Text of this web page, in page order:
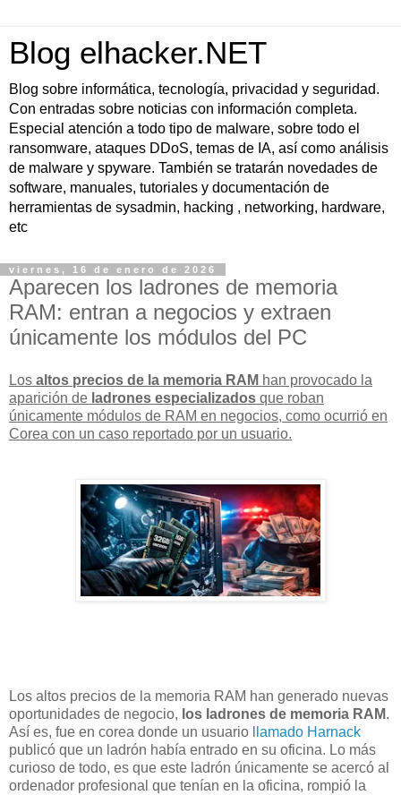
Blog elhacker.NET
Blog sobre informática, tecnología, privacidad y seguridad.
Con entradas sobre noticias con información completa.
Especial atención a todo tipo de malware, sobre todo el
ransomware, ataques DDoS, temas de IA, así como análisis
de malware y spyware. También se tratarán novedades de
software, manuales, tutoriales y documentación de
herramientas de sysadmin, hacking , networking, hardware,
etc
viernes, 16 de enero de 2026
Aparecen los ladrones de memoria
RAM: entran a negocios y extraen
únicamente los módulos del PC
Los altos precios de la memoria RAM han provocado la
aparición de ladrones especializados que roban
únicamente módulos de RAM en negocios, como ocurrió en
Corea con un caso reportado por un usuario.
Los altos precios de la memoria RAM han generado nuevas
oportunidades de negocio, los ladrones de memoria RAM.
Así es, fue en corea donde un usuario
llamado Harnack
publicó que un ladrón había entrado en su oficina. Lo más
curioso de todo, es que este ladrón únicamente se acercó al
ordenador profesional que tenían en la oficina, rompió la